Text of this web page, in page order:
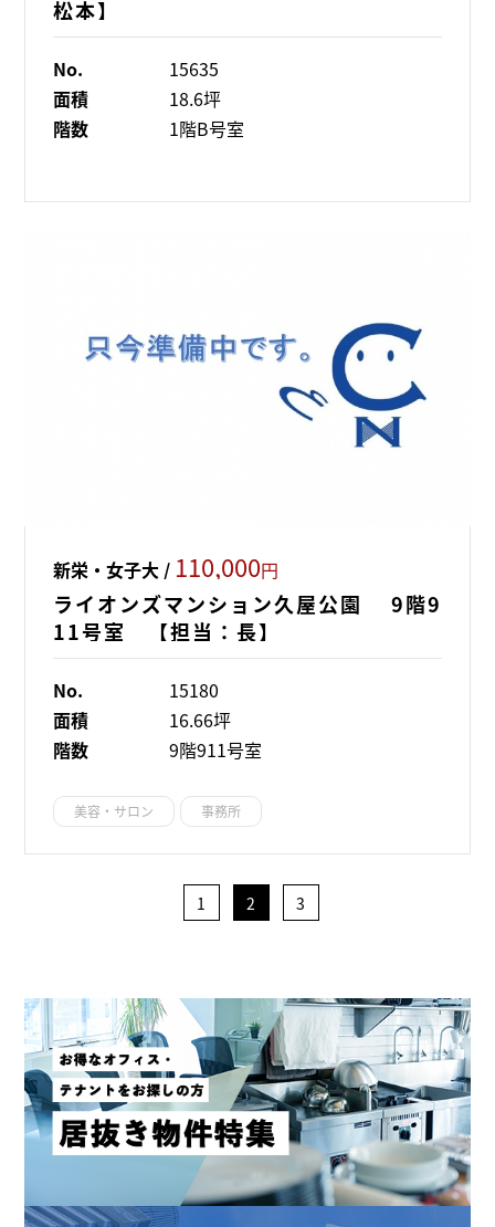
松本】
No.
15635
面積
18.6坪
階数
1階B号室
新栄・女子大 / 110,000円
ライオンズマンション久屋公園 9階9
11号室 【担当：長】
No.
15180
面積
16.66坪
階数
9階911号室
美容・サロン 事務所
1 2 3